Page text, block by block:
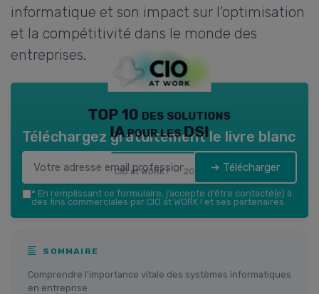
informatique et son impact sur l'optimisation
et la compétitivité dans le monde des
entreprises.
TOP 10 des solutions
IA pour les DSI
CIO at WORK ! — 2026
Téléchargez gratuitement le livre blanc
➔ Télécharger
* En remplissant ce formulaire, j’accepte d’être contacté(e) à
des fins commerciales par CIO at WORK ! et ses partenaires.
SOMMAIRE
Comprendre l'importance vitale des systèmes informatiques
en entreprise